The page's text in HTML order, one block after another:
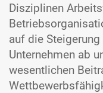
Disziplinen
auf die
Unternehmen ab
wesentlichen